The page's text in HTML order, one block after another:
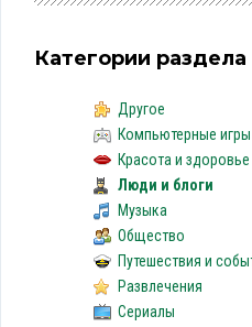
Категории раздела
Другое
Компьютерные игры
Красота и здоровье
Люди и блоги
Музыка
Общество
Путешествия и
Развлечения
Сериалы